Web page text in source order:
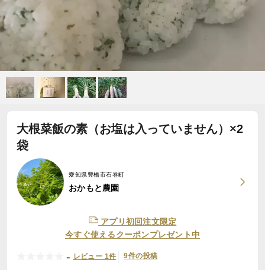
大根菜飯の素（お塩は入っていません）×2
袋
愛知県豊橋市石巻町
おかもと農園
アプリ初回注文限定
今すぐ使えるクーポンプレゼント中
- レビュー 1件 9件の投稿